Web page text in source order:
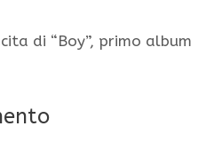
di “Boy”, primo album